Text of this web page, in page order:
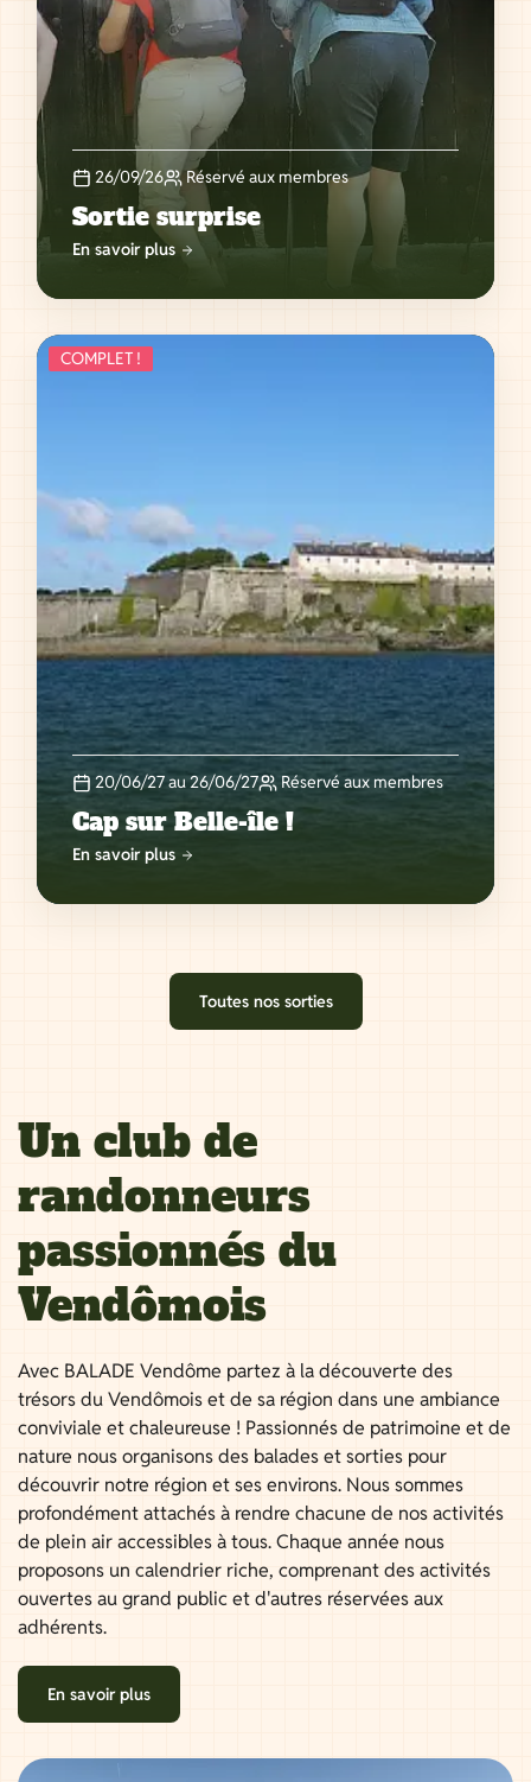
26/09/26 Réservé aux membres
Sortie surprise
En savoir plus
COMPLET !
20/06/27 au 26/06/27 Réservé aux membres
Cap sur Belle-île !
En savoir plus
Toutes nos sorties
Un club de
randonneurs
passionnés du
Vendômois
Avec BALADE Vendôme partez à la découverte des
trésors du Vendômois et de sa région dans une ambiance
conviviale et chaleureuse ! Passionnés de patrimoine et de
nature nous organisons des balades et sorties pour
découvrir notre région et ses environs. Nous sommes
profondément attachés à rendre chacune de nos activités
de plein air accessibles à tous. Chaque année nous
proposons un calendrier riche, comprenant des activités
ouvertes au grand public et d'autres réservées aux
adhérents.
En savoir plus